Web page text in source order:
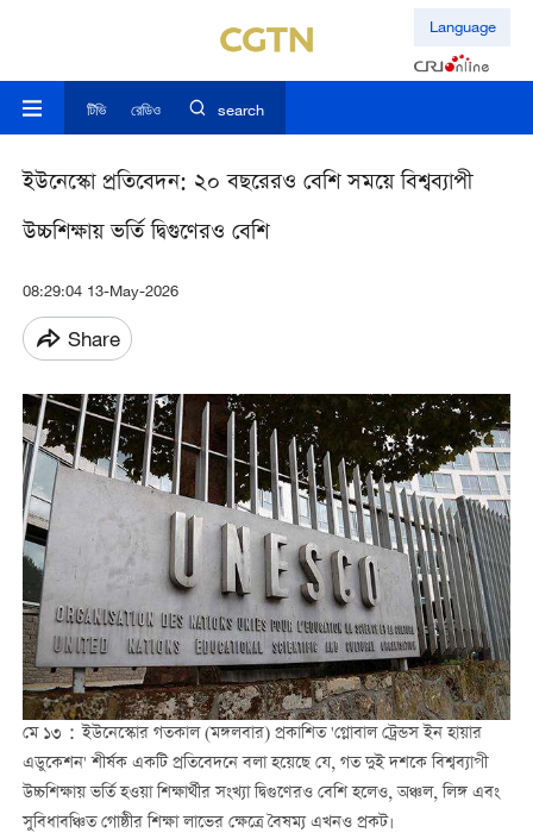
Language
টিভি রেডিও search
ইউনেস্কো প্রতিবেদন: ২০ বছরেরও বেশি সময়ে বিশ্বব্যাপী
উচ্চশিক্ষায় ভর্তি দ্বিগুণেরও বেশি
08:29:04 13-May-2026
Share
মে ১৩：ইউনেস্কোর গতকাল (মঙ্গলবার) প্রকাশিত 'গ্লোবাল ট্রেন্ডস ইন হায়ার
এডুকেশন' শীর্ষক একটি প্রতিবেদনে বলা হয়েছে যে, গত দুই দশকে বিশ্বব্যাপী
উচ্চশিক্ষায় ভর্তি হওয়া শিক্ষার্থীর সংখ্যা দ্বিগুণেরও বেশি হলেও, অঞ্চল, লিঙ্গ এবং
সুবিধাবঞ্চিত গোষ্ঠীর শিক্ষা লাভের ক্ষেত্রে বৈষম্য এখনও প্রকট।